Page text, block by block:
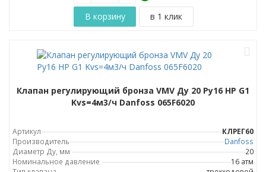
Клапан регулирующий бронза VMV Ду 20 Ру16 НР G1
Kvs=4м3/ч Danfoss 065F6020
Артикул
КЛРЕГ60
Производитель
Danfoss
Диаметр Ду, мм
20
Номинальное давление
16 атм